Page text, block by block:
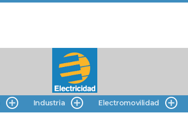
Industria Electromovilidad